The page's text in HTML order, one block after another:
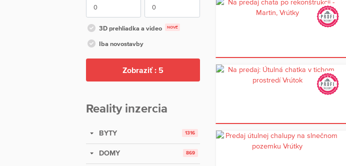
3D prehliadka a video NOVÉ
Iba novostavby
Zobraziť : 5
Reality inzercia
BYTY 1316
DOMY 869